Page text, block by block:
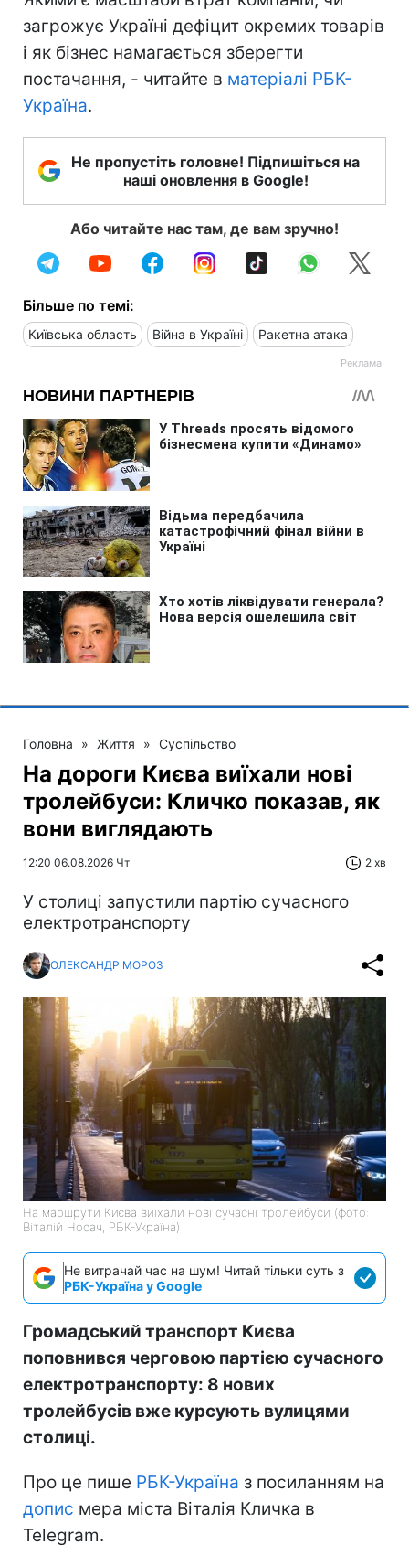
загрожує Україні дефіцит окремих товарів
і як бізнес намагається зберегти
постачання, - читайте в матеріалі РБК-
Україна.
Не пропустіть головне! Підпишіться на
наші оновлення в Google!
Або читайте нас там, де вам зручно!
Більше по темі:
Київська область Війна в Україні Ракетна атака
Головна » Життя » Суспільство
На дороги Києва виїхали нові
тролейбуси: Кличко показав, як
вони виглядають
12:20 06.08.2026 Чт 2 хв
У столиці запустили партію сучасного
електротранспорту
ОЛЕКСАНДР МОРОЗ
На маршрути Києва виїхали нові сучасні тролейбуси (фото:
Віталій Носач, РБК-Україна)
Не витрачай час на шум! Читай тільки суть з
РБК-Україна у Google
Громадський транспорт Києва
поповнився черговою партією сучасного
електротранспорту: 8 нових
тролейбусів вже курсують вулицями
столиці.
Про це пише РБК-Україна з посиланням на
допис мера міста Віталія Кличка в
Telegram.